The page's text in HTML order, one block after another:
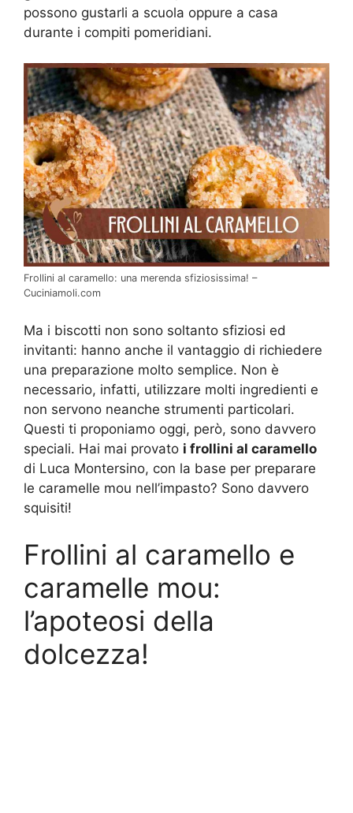
possono gustarli a scuola oppure a casa
durante i compiti pomeridiani.
Frollini al caramello: una merenda sfiziosissima! –
Cuciniamoli.com
Ma i biscotti non sono soltanto sfiziosi ed
invitanti: hanno anche il vantaggio di richiedere
una preparazione molto semplice. Non è
necessario, infatti, utilizzare molti ingredienti e
non servono neanche strumenti particolari.
Questi ti proponiamo oggi, però, sono davvero
speciali. Hai mai provato i frollini al caramello
di Luca Montersino, con la base per preparare
le caramelle mou nell’impasto? Sono davvero
squisiti!
Frollini al caramello e
caramelle mou:
l’apoteosi della
dolcezza!